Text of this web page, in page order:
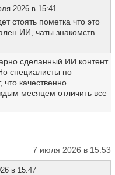
2026 в 15:41
стоять пометка что это
ИИ, чаты знакомств
сделанный ИИ контент
специалисты по
качественно
месяцем отличить все
7 июля 2026 в 15:53
в 15:47